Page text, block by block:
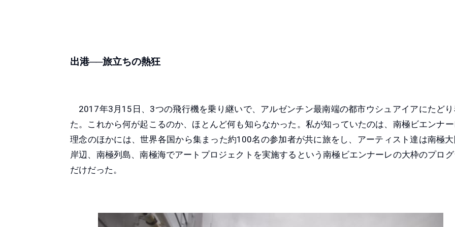
出港──旅立ちの熱狂
2017年3月15日、3つの飛行機を乗り継いで、アルゼンチン最南端の都市ウシュアイアにたどり
た。これから何が起こるのか、ほとんど何も知らなかった。私が知っていたのは、南極ビエンナ
理念のほかには、世界各国から集まった約100名の参加者が共に旅をし、アーティスト達は南極
岸辺、南極列島、南極海でアートプロジェクトを実施するという南極ビエンナーレの大枠のプログ
だけだった。